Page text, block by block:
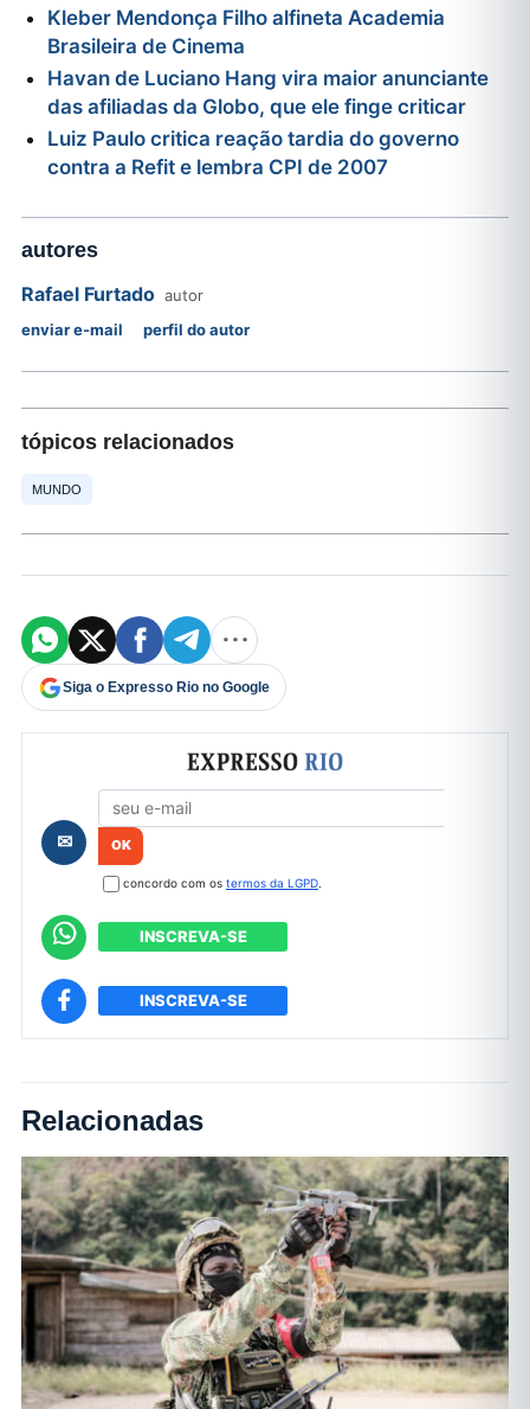
Kleber Mendonça Filho alfineta Academia
Brasileira de Cinema
Havan de Luciano Hang vira maior anunciante
das afiliadas da Globo, que ele finge criticar
Luiz Paulo critica reação tardia do governo
contra a Refit e lembra CPI de 2007
autores
Rafael Furtado autor
enviar e-mail
perfil do autor
tópicos relacionados
MUNDO
Siga o Expresso Rio no Google
Formulário de cadastro
✉
concordo com os termos da LGPD.
INSCREVA-SE
INSCREVA-SE
Relacionadas